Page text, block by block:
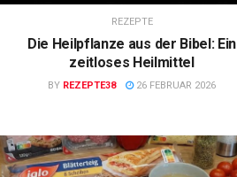
REZEPTE
Die Heilpflanze aus der Bibel: Ein
zeitloses Heilmittel
BY REZEPTE38 26 FEBRUAR 2026